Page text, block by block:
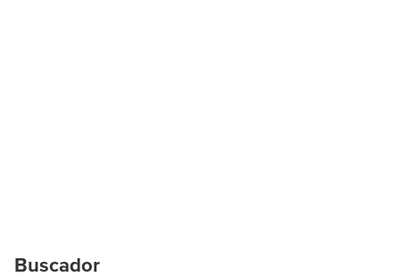
Buscador